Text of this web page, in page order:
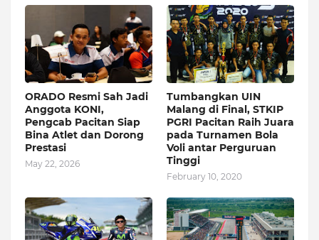
ORADO Resmi Sah Jadi
Anggota KONI,
Pengcab Pacitan Siap
Bina Atlet dan Dorong
Prestasi
May 22, 2026
Tumbangkan UIN
Malang di Final, STKIP
PGRI Pacitan Raih Juara
pada Turnamen Bola
Voli antar Perguruan
Tinggi
February 10, 2020